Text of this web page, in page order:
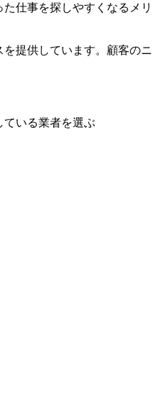
仕事を探しやすくなるメリ
提供しています。顧客のニ
いる業者を選ぶ